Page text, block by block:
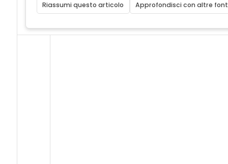
Riassumi questo articolo Approfondisci con altre